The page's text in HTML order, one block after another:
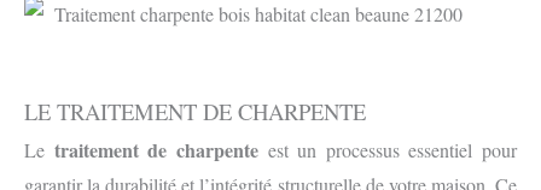
LE TRAITEMENT DE CHARPENTE
Le traitement de charpenteest un processus essentiel pour